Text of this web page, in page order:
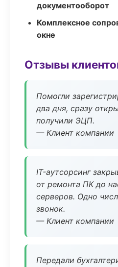
документооборот
Комплексное
окне
Отзывы
Помогли
два дня, сразу
получили ЭЦП.
— Клиент компании
IT-аутсорсинг
от ремонта ПК до
серверов. Одно
звонок.
— Клиент компании
Передали